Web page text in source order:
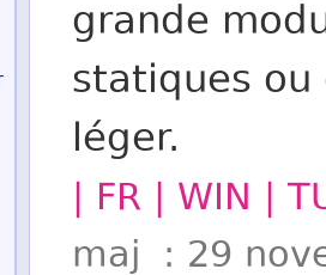
grande
statiques
léger.
| FR | WIN |
maj : 29